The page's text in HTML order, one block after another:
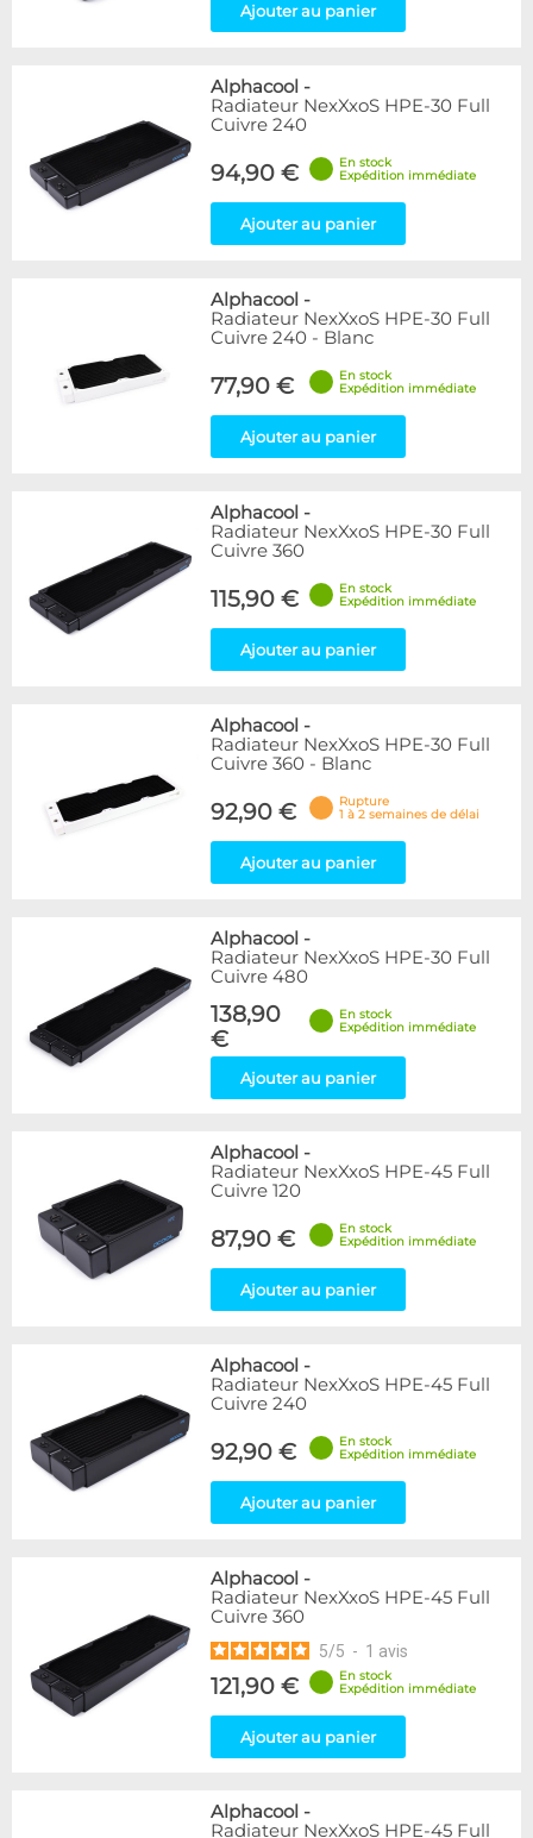
Ajouter au panier
Alphacool -
Radiateur NexXxoS HPE-30 Full
Cuivre 240
94,90 €
En stock
Expédition immédiate
Ajouter au panier
Alphacool -
Radiateur NexXxoS HPE-30 Full
Cuivre 240 - Blanc
77,90 €
En stock
Expédition immédiate
Ajouter au panier
Alphacool -
Radiateur NexXxoS HPE-30 Full
Cuivre 360
115,90 €
En stock
Expédition immédiate
Ajouter au panier
Alphacool -
Radiateur NexXxoS HPE-30 Full
Cuivre 360 - Blanc
92,90 €
Rupture
1 à 2 semaines de délai
Ajouter au panier
Alphacool -
Radiateur NexXxoS HPE-30 Full
Cuivre 480
138,90
€
En stock
Expédition immédiate
Ajouter au panier
Alphacool -
Radiateur NexXxoS HPE-45 Full
Cuivre 120
87,90 €
En stock
Expédition immédiate
Ajouter au panier
Alphacool -
Radiateur NexXxoS HPE-45 Full
Cuivre 240
92,90 €
En stock
Expédition immédiate
Ajouter au panier
Alphacool -
Radiateur NexXxoS HPE-45 Full
Cuivre 360
5/5 - 1 avis
121,90 €
En stock
Expédition immédiate
Ajouter au panier
Alphacool -
Radiateur NexXxoS HPE-45 Full